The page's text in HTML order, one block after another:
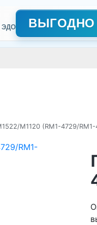
ЭДО ВЫГОДНО
M1120 (RM1-4729/